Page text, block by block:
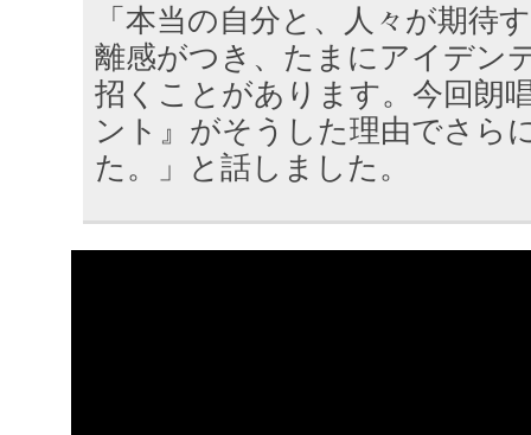
「本当の自分と、人々が期待
離感がつき、たまにアイデン
招くことがあります。今回朗
ント』がそうした理由でさら
た。」と話しました。